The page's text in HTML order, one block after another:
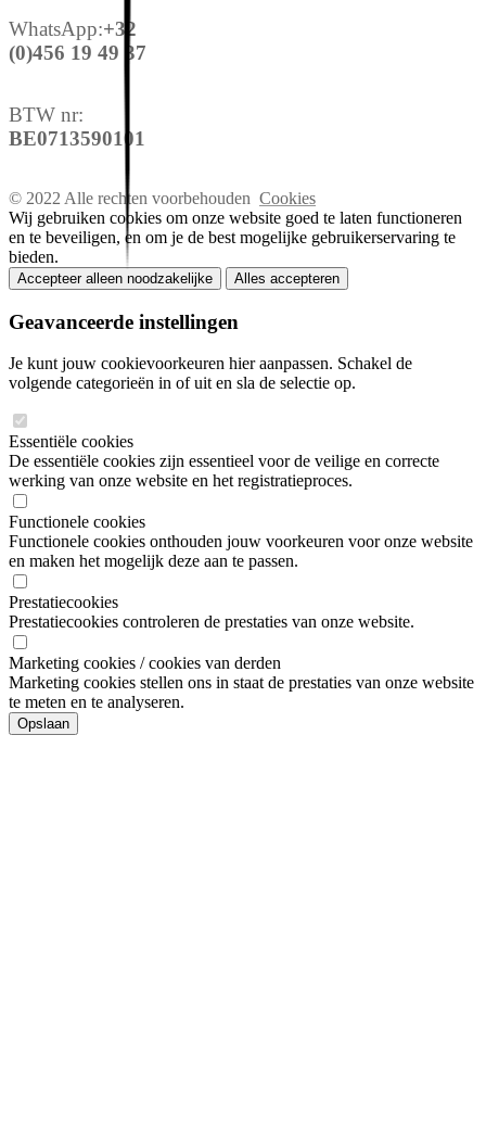
WhatsApp:+32
(0)456 19 49 37
BTW nr:
BE0713590101
© 2022 Alle rechten voorbehouden Cookies
Wij gebruiken cookies om onze website goed te laten functioneren
en te beveiligen, en om je de best mogelijke gebruikerservaring te
bieden.
Accepteer alleen noodzakelijke Alles accepteren
Geavanceerde instellingen
Je kunt jouw cookievoorkeuren hier aanpassen. Schakel de
volgende categorieën in of uit en sla de selectie op.
Essentiële cookies
De essentiële cookies zijn essentieel voor de veilige en correcte
werking van onze website en het registratieproces.
Functionele cookies
Functionele cookies onthouden jouw voorkeuren voor onze website
en maken het mogelijk deze aan te passen.
Prestatiecookies
Prestatiecookies controleren de prestaties van onze website.
Marketing cookies / cookies van derden
Marketing cookies stellen ons in staat de prestaties van onze website
te meten en te analyseren.
Opslaan